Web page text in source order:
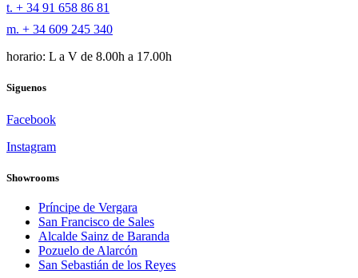
t. + 34 91 658 86 81
m. + 34 609 245 340
horario: L a V de 8.00h a 17.00h
Siguenos
Facebook
Instagram
Showrooms
Príncipe de Vergara
San Francisco de Sales
Alcalde Sainz de Baranda
Pozuelo de Alarcón
San Sebastián de los Reyes